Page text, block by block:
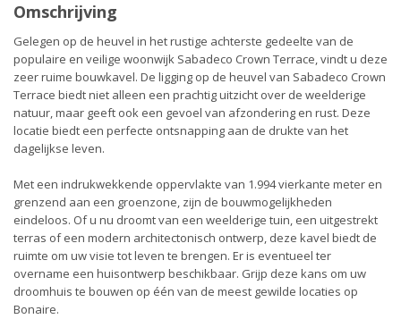
Omschrijving
Gelegen op de heuvel in het rustige achterste gedeelte van de
populaire en veilige woonwijk Sabadeco Crown Terrace, vindt u deze
zeer ruime bouwkavel. De ligging op de heuvel van Sabadeco Crown
Terrace biedt niet alleen een prachtig uitzicht over de weelderige
natuur, maar geeft ook een gevoel van afzondering en rust. Deze
locatie biedt een perfecte ontsnapping aan de drukte van het
dagelijkse leven.
Met een indrukwekkende oppervlakte van 1.994 vierkante meter en
grenzend aan een groenzone, zijn de bouwmogelijkheden
eindeloos. Of u nu droomt van een weelderige tuin, een uitgestrekt
terras of een modern architectonisch ontwerp, deze kavel biedt de
ruimte om uw visie tot leven te brengen. Er is eventueel ter
overname een huisontwerp beschikbaar. Grijp deze kans om uw
droomhuis te bouwen op één van de meest gewilde locaties op
Bonaire.